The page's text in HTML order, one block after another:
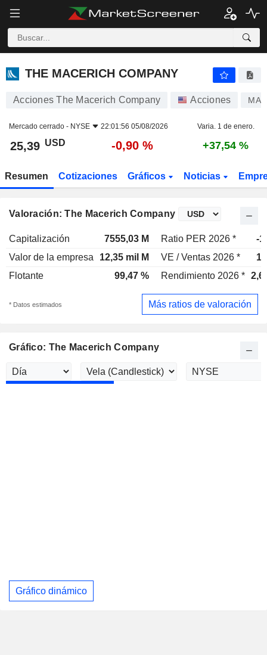
THE MACERICH COMPANY
THE MACERICH COMPANY
Acciones The Macerich Company Acciones MAC
Mercado cerrado - NYSE 22:01:56 05/08/2026 Varia. 1 de enero.
25,39 USD -0,90 % +37,54 %
Resumen Cotizaciones Gráficos Noticias
Valoración: The Macerich Company
Capitalización 7555,03 M Ratio PER 2026 *
-
Valor de la empresa
12,35 mil M VE / Ventas 2026 *
Flotante
99,47 % Rendimiento 2026 *
* Datos estimados Más ratios de valoración
Gráfico: The Macerich Company
Gráfico dinámico